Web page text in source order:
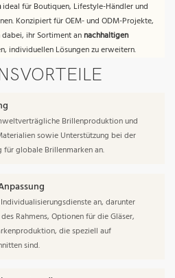
ideal für Boutiquen, Lifestyle-Händler und
Konzipiert für OEM- und ODM-Projekte,
ihr Sortiment annachhaltigen
individuellen Lösungen zu erweitern.
Brillenproduktion und
sowie Unterstützung bei der
globale Brillenmarken an.
an, darunter
Rahmens, Optionen für die Gläser,
die speziell auf
sind.